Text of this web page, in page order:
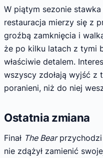
W piątym sezonie
restauracja mierzy się z
groźbą zamknięcia i
że po kilku latach z tymi
właściwie detalem.
wszyscy zdołają wyjść z
poranieni, niż do niej
Ostatnia zmiana
Finał The Bearprzychodzi
nie zdążył zamienić